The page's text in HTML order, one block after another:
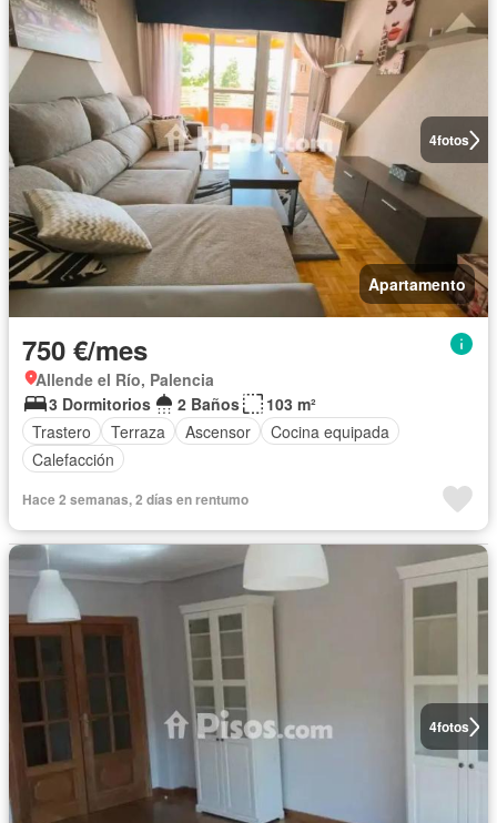
4fotos
Apartamento
750 €/mes
Allende el Río, Palencia
3 Dormitorios
2 Baños
103 m²
Trastero
Terraza Ascensor
Cocina equipada
Calefacción
Hace 2 semanas, 2 días en rentumo
4fotos